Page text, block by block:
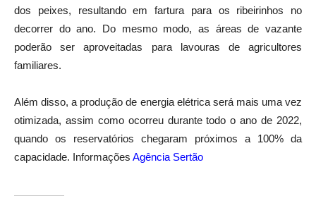
dos peixes, resultando em fartura para os ribeirinhos no
decorrer do ano. Do mesmo modo, as áreas de vazante
poderão ser aproveitadas para lavouras de agricultores
familiares.
Além disso, a produção de energia elétrica será mais uma vez
otimizada, assim como ocorreu durante todo o ano de 2022,
quando os reservatórios chegaram próximos a 100% da
capacidade. Informações Agência Sertão